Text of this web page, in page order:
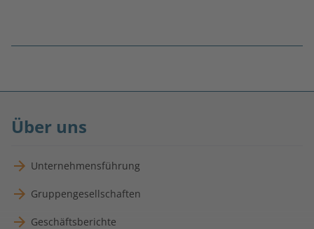
Über uns
Unternehmensführung
Gruppengesellschaften
Geschäftsberichte